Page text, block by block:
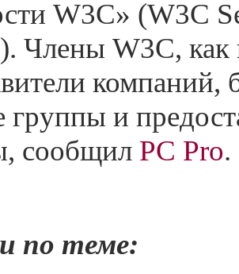
W3C» (W3C
Члены W3C, как
компаний,
группы и
сообщил PC Pro.
по теме: